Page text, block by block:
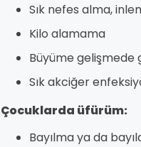
Sık nefes alma,
Kilo alamama
Büyüme gelişmede
Sık akciğer
Çocuklarda üfürüm:
Bayılma ya da